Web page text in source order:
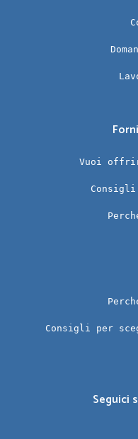
Vuoi
Consigli per
Seguici